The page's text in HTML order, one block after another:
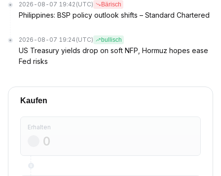
2026-08-07 19:42 (UTC) Bärisch
Philippines: BSP policy outlook shifts – Standard Chartered
2026-08-07 19:24 (UTC) bullisch
US Treasury yields drop on soft NFP, Hormuz hopes ease
Fed risks
Kaufen
Erhalten